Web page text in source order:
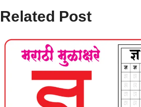
Related Post